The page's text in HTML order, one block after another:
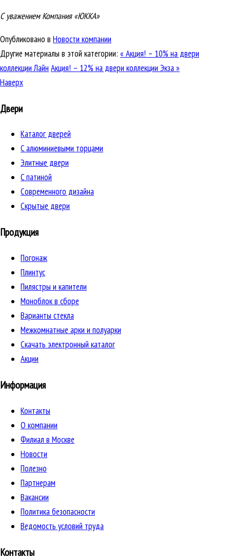
С уважением Компания «ЮККА»
Опубликовано в Новости компании
Другие материалы в этой категории: « Акция! – 10% на двери
коллекции Лайн Акция! – 12% на двери коллекции Экза »
Наверх
Двери
Каталог дверей
C алюминиевыми торцами
Элитные двери
C патиной
Cовременного дизайна
Скрытые двери
Продукция
Погонаж
Плинтус
Пилястры и капители
Моноблок в сборе
Варианты стекла
Межкомнатные арки и полуарки
Скачать электронный каталог
Акции
Информация
Контакты
О компании
Филиал в Москве
Новости
Полезно
Партнерам
Вакансии
Политика безопасности
Ведомость условий труда
Контакты